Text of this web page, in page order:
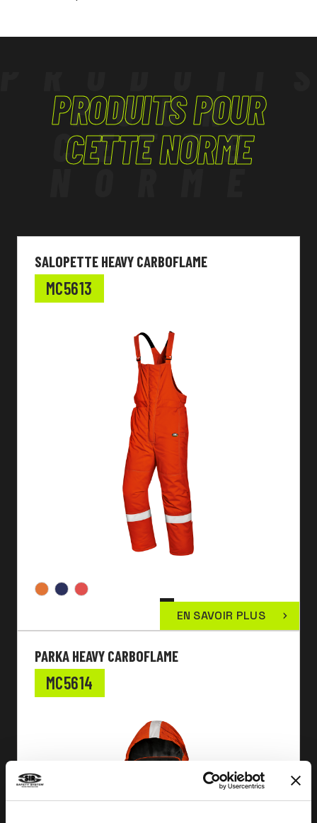
PRODUITS POUR
CETTE NORME
POUR
CETTE
SALOPETTE HEAVY CARBOFLAME
MC5613
EN SAVOIR PLUS
PARKA HEAVY CARBOFLAME
MC5614